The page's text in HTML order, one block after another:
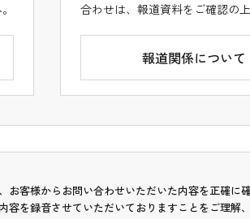
合わせは、報道資料をご確認の上
報道関係について
お客様からお問い合わせいただいた内容を正確に
容を録音させていただいておりますことをご理解